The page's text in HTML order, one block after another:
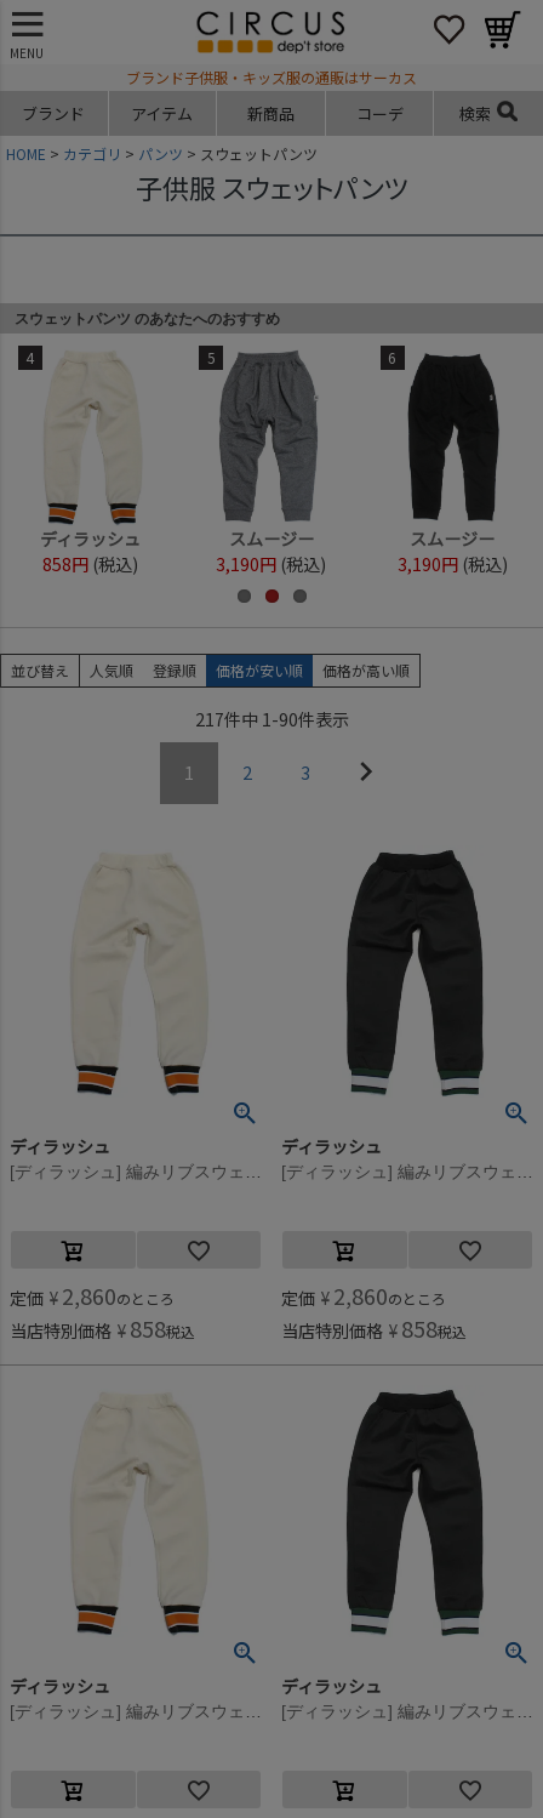
MENU
ブランド子供服・キッズ服の通販はサーカス
ブランド アイテム 新商品 コーデ 検索
HOME カテゴリ パンツ スウェットパンツ
子供服 スウェットパンツ
スウェットパンツ のあなたへのおすすめ
4
ディラッシュ
858円 (税込)
5
スムージー
3,190円 (税込)
6
スムージー
3,190円 (税込)
並び替え 人気順 登録順 価格が安い順 価格が高い順
217件中 1-90件表示
1 2 3
ディラッシュ
定価 ¥ 2,860のところ
当店特別価格 ¥ 858税込
ディラッシュ
定価 ¥ 2,860のところ
当店特別価格 ¥ 858税込
ディラッシュ ディラッシュ